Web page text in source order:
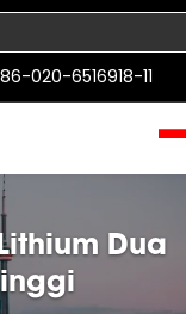
86-020-6516918-11
Dua